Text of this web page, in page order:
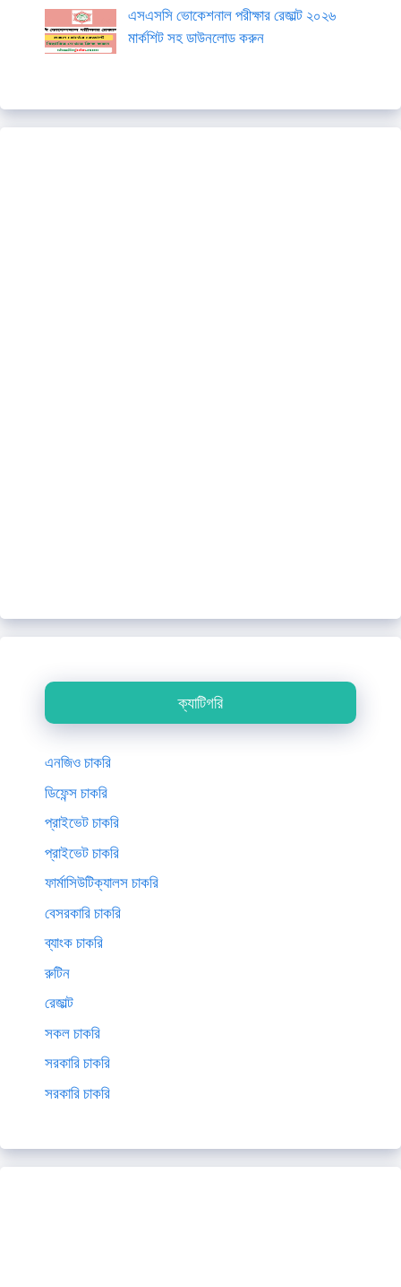
এসএসসি ভোকেশনাল পরীক্ষার রেজাল্ট ২০২৬
মার্কশিট সহ ডাউনলোড করুন
ক্যাটিগরি
এনজিও চাকরি
ডিফেন্স চাকরি
প্রাইভেট চাকরি
প্রাইভেট চাকরি
ফার্মাসিউটিক্যালস চাকরি
বেসরকারি চাকরি
ব্যাংক চাকরি
রুটিন
রেজাল্ট
সকল চাকরি
সরকারি চাকরি
সরকারি চাকরি